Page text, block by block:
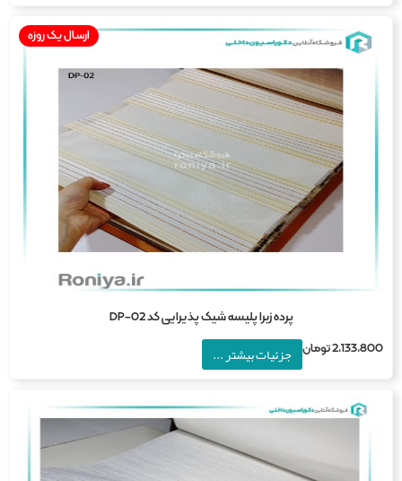
ارسال یک روزه
پرده زبرا پلیسه شیک پذیرایی کد DP-02
تومان جزئیات بیشتر ...